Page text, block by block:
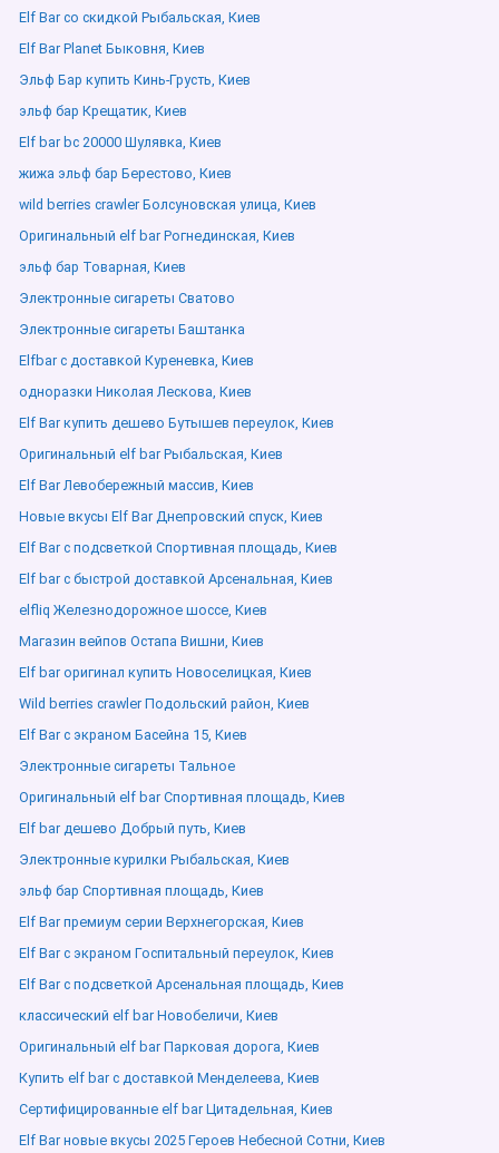
Elf Bar со скидкой Рыбальская, Киев
Elf Bar Planet Быковня, Киев
Эльф Бар купить Кинь-Грусть, Киев
эльф бар Крещатик, Киев
Elf bar bc 20000 Шулявка, Киев
жижа эльф бар Берестово, Киев
wild berries crawler Болсуновская улица, Киев
Оригинальный elf bar Рогнединская, Киев
эльф бар Товарная, Киев
Электронные сигареты Сватово
Электронные сигареты Баштанка
Elfbar с доставкой Куреневка, Киев
одноразки Николая Лескова, Киев
Elf Bar купить дешево Бутышев переулок, Киев
Оригинальный elf bar Рыбальская, Киев
Elf Bar Левобережный массив, Киев
Новые вкусы Elf Bar Днепровский спуск, Киев
Elf Bar с подсветкой Спортивная площадь, Киев
Elf bar с быстрой доставкой Арсенальная, Киев
elfliq Железнодорожное шоссе, Киев
Магазин вейпов Остапа Вишни, Киев
Elf bar оригинал купить Новоселицкая, Киев
Wild berries crawler Подольский район, Киев
Elf Bar с экраном Басейна 15, Киев
Электронные сигареты Тальное
Оригинальный elf bar Спортивная площадь, Киев
Elf bar дешево Добрый путь, Киев
Электронные курилки Рыбальская, Киев
эльф бар Спортивная площадь, Киев
Elf Bar премиум серии Верхнегорская, Киев
Elf Bar с экраном Госпитальный переулок, Киев
Elf Bar с подсветкой Арсенальная площадь, Киев
классический elf bar Новобеличи, Киев
Оригинальный elf bar Парковая дорога, Киев
Купить elf bar с доставкой Менделеева, Киев
Сертифицированные elf bar Цитадельная, Киев
Elf Bar новые вкусы 2025 Героев Небесной Сотни, Киев